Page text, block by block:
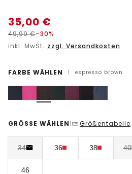
35,00 €
49,99€-30%
inkl. MwSt. zzgl. Versandkosten
FARBE WÄHLEN | espresso brown
GRÖSSE WÄHLEN | Größentabelle
34 36 38 40
46